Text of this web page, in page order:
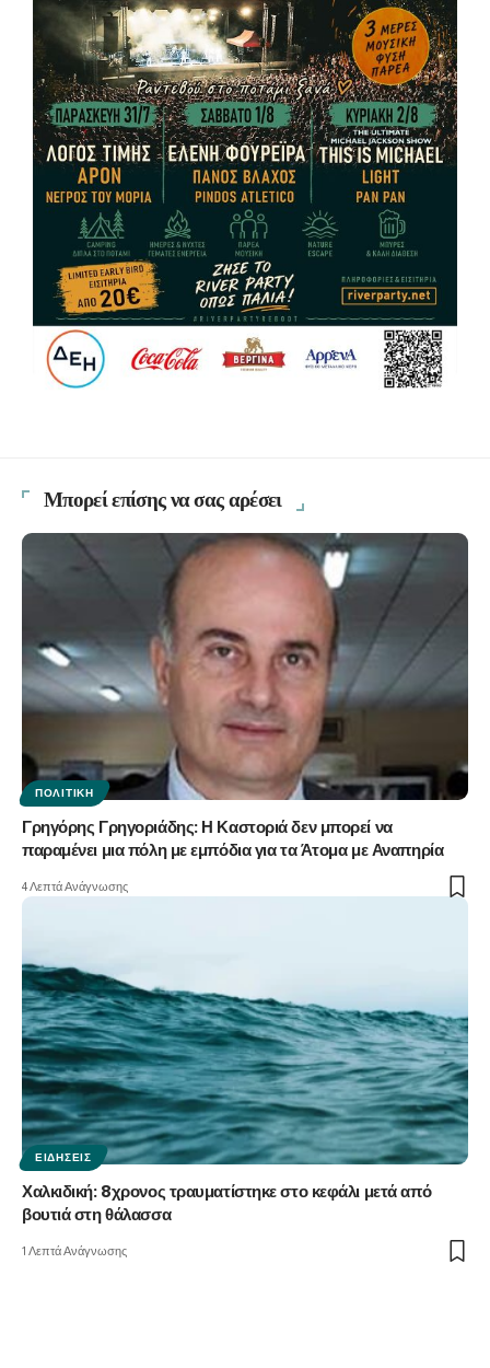
Μπορεί επίσης να σας αρέσει
ΠΟΛΙΤΙΚΉ
Γρηγόρης Γρηγοριάδης: Η Καστοριά δεν μπορεί να
παραμένει μια πόλη με εμπόδια για τα Άτομα με Αναπηρία
4 Λεπτά Ανάγνωσης
ΕΙΔΉΣΕΙΣ
Χαλκιδική: 8χρονος τραυματίστηκε στο κεφάλι μετά από
βουτιά στη θάλασσα
1 Λεπτά Ανάγνωσης